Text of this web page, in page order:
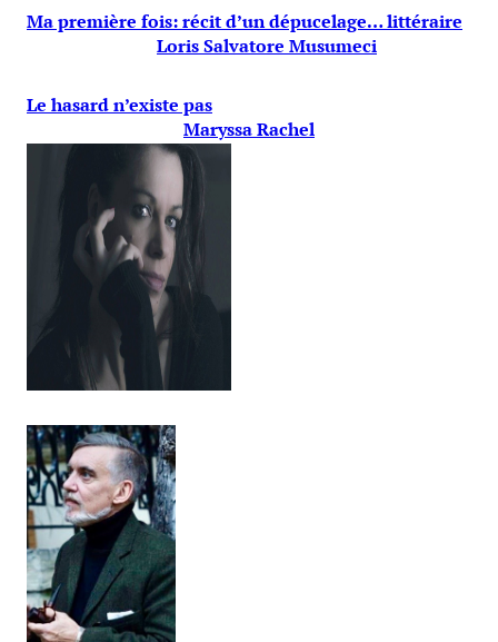
Ma première fois: récit d’un dépucelage… littéraire
Loris Salvatore Musumeci
Le hasard n’existe pas
Maryssa Rachel